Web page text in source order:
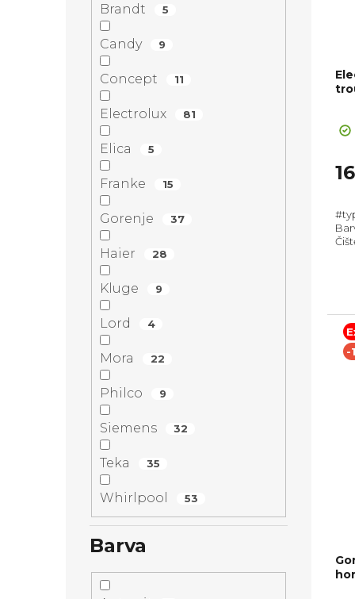
Brandt 5
Candy 9
Concept 11
Electrolux 81
Elica 5
Franke 15
Gorenje 37
Haier 28
Kluge 9
Lord 4
Mora 22
Philco 9
Siemens 32
Teka 35
Whirlpool 53
Barva
je
5,0
5
-